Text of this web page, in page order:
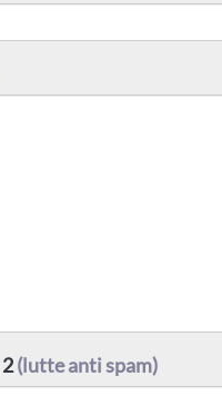
(lutte anti spam)